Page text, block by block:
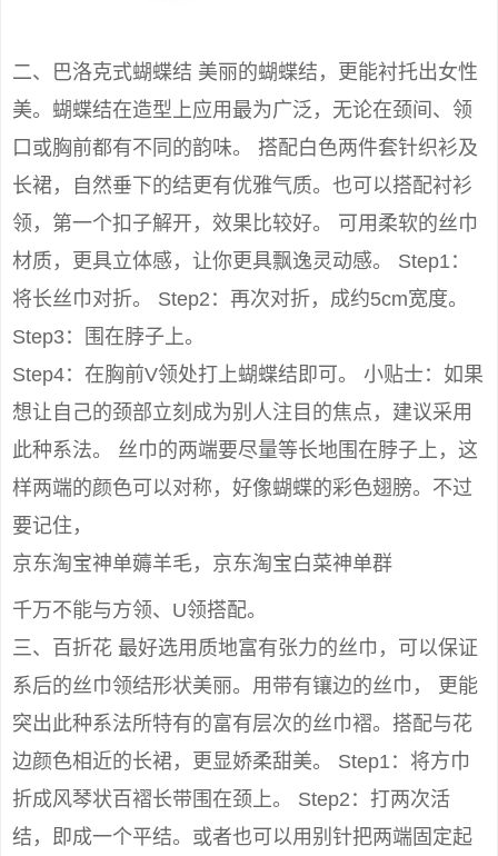
二、巴洛克式蝴蝶结 美丽的蝴蝶结，更能衬托出女性
美。蝴蝶结在造型上应用最为广泛，无论在颈间、领
口或胸前都有不同的韵味。 搭配白色两件套针织衫及
长裙，自然垂下的结更有优雅气质。也可以搭配衬衫
领，第一个扣子解开，效果比较好。 可用柔软的丝巾
材质，更具立体感，让你更具飘逸灵动感。 Step1：
将长丝巾对折。 Step2：再次对折，成约5cm宽度。
Step3：围在脖子上。
Step4：在胸前V领处打上蝴蝶结即可。 小贴士：如果
想让自己的颈部立刻成为别人注目的焦点，建议采用
此种系法。 丝巾的两端要尽量等长地围在脖子上，这
样两端的颜色可以对称，好像蝴蝶的彩色翅膀。不过
要记住，
京东淘宝神单薅羊毛，京东淘宝白菜神单群
千万不能与方领、U领搭配。
三、百折花 最好选用质地富有张力的丝巾，可以保证
系后的丝巾领结形状美丽。用带有镶边的丝巾， 更能
突出此种系法所特有的富有层次的丝巾褶。搭配与花
边颜色相近的长裙，更显娇柔甜美。 Step1：将方巾
折成风琴状百褶长带围在颈上。 Step2：打两次活
结，即成一个平结。或者也可以用别针把两端固定起